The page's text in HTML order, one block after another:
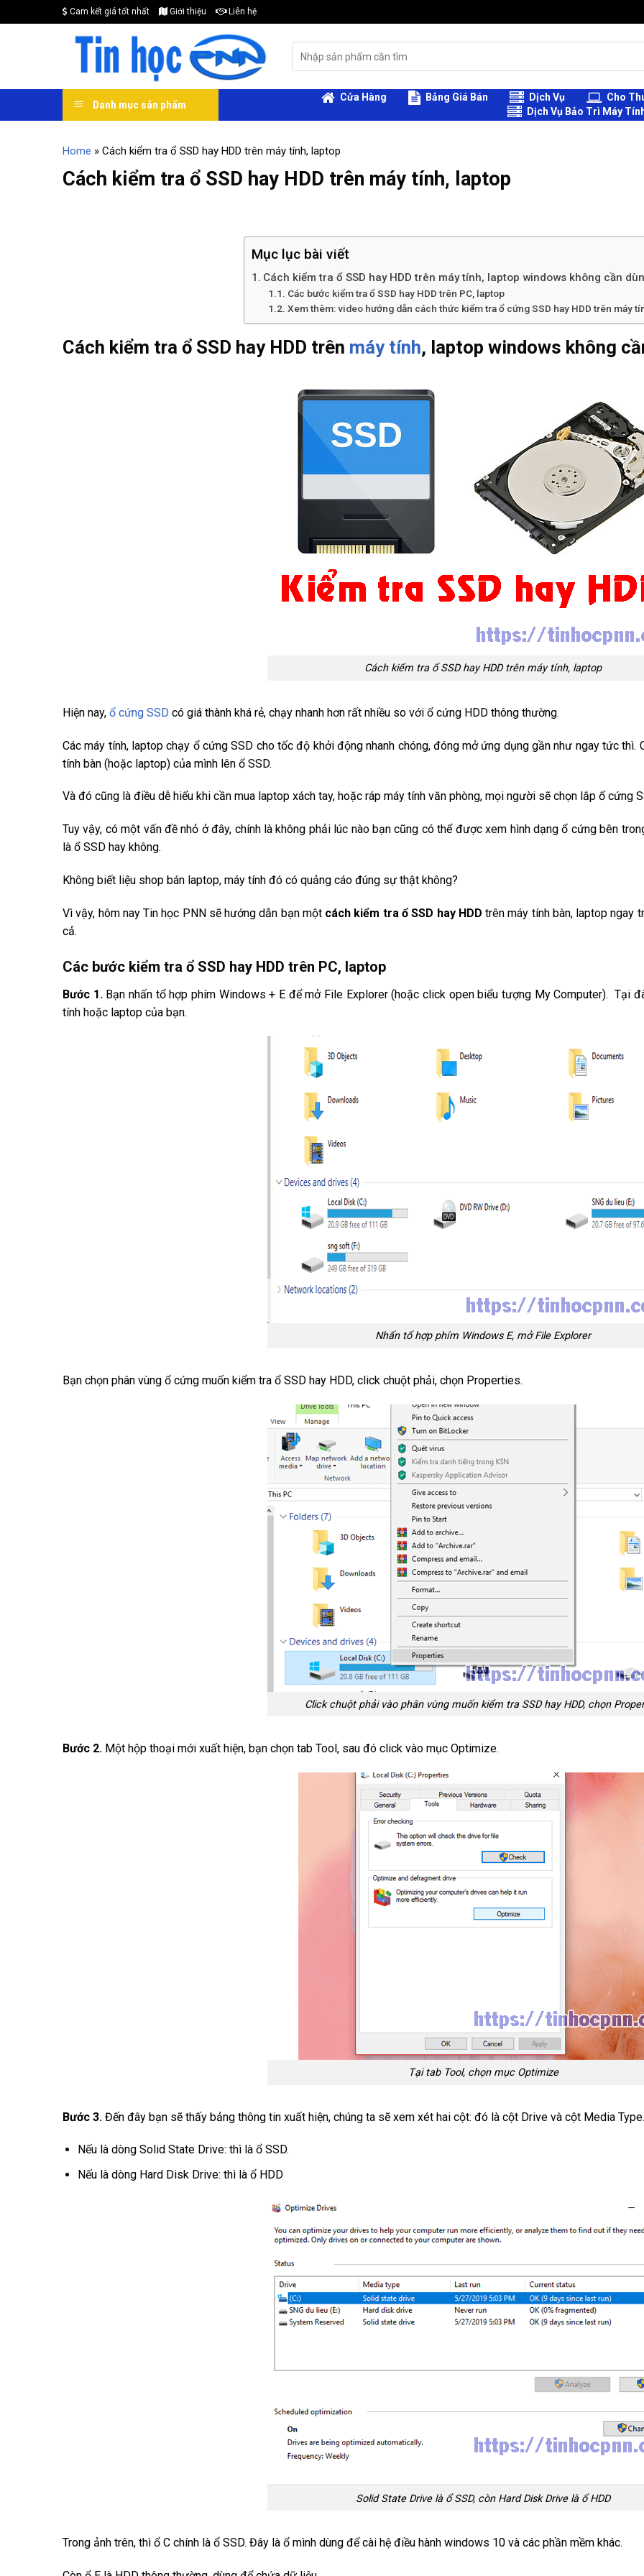
to
Cam kết giá tốt nhất Giới thiệu Liên hệ
for:
Danh mục sản phẩm
Cửa Hàng Bảng Giá Bán Dịch Vụ
Cho
Dịch Vụ Bảo Trì Máy
Home » Cách kiểm tra ổ SSD hay HDD trên máy tính, laptop
Cách kiểm tra ổ SSD hay HDD trên máy tính, laptop
Mục lục bài viết
Cách kiểm tra ổ SSD hay HDD trên máy tính, laptop windows không cần
Các bước kiểm tra ổ SSD hay HDD trên PC, laptop
Xem thêm: video hướng dẫn cách thức kiểm tra ổ cứng SSD hay HDD trên máy
Cách kiểm tra ổ SSD hay HDD trên máy tính, laptop windows không
Cách kiểm tra ổ SSD hay HDD trên máy tính, laptop
Hiện nay, ổ cứng SSD có giá thành khá rẻ, chạy nhanh hơn rất nhiều so với ổ cứng HDD thông thường.
Các máy tính, laptop chạy ổ cứng SSD cho tốc độ khởi động nhanh chóng, đóng mở ứng dụng gần như ngay tức thì.
tính bàn (hoặc laptop) của mình lên ổ SSD.
Và đó cũng là điều dễ hiểu khi cần mua laptop xách tay, hoặc ráp máy tính văn phòng, mọi người sẽ chọn lắp ổ cứng
Tuy vậy, có một vấn đề nhỏ ở đây, chính là không phải lúc nào bạn cũng có thể được xem hình dạng ổ cứng bên
là ổ SSD hay không.
Không biết liệu shop bán laptop, máy tính đó có quảng cáo đúng sự thật không?
Vì vậy, hôm nay Tin học PNN sẽ hướng dẫn bạn một cách kiểm tra ổ SSD hay HDD trên máy tính bàn, laptop ngay
cả.
Các bước kiểm tra ổ SSD hay HDD trên PC, laptop
Bước 1. Bạn nhấn tổ hợp phím Windows + E để mở File Explorer (hoặc click open biểu tượng My Computer). Tại
tính hoặc laptop của bạn.
Nhấn tổ hợp phím Windows E, mở File Explorer
Bạn chọn phân vùng ổ cứng muốn kiểm tra ổ SSD hay HDD, click chuột phải, chọn Properties.
Click chuột phải vào phân vùng muốn kiểm tra SSD hay HDD, chọn
Bước 2. Một hộp thoại mới xuất hiện, bạn chọn tab Tool, sau đó click vào mục Optimize.
Tại tab Tool, chọn mục Optimize
Bước 3. Đến đây bạn sẽ thấy bảng thông tin xuất hiện, chúng ta sẽ xem xét hai cột: đó là cột Drive và cột Media
Nếu là dòng Solid State Drive: thì là ổ SSD.
Nếu là dòng Hard Disk Drive: thì là ổ HDD
Solid State Drive là ổ SSD, còn Hard Disk Drive là ổ HDD
Trong ảnh trên, thì ổ C chính là ổ SSD. Đây là ổ mình dùng để cài hệ điều hành windows 10 và các phần mềm khác.